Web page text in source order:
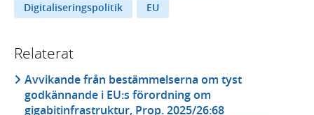
Digitaliseringspolitik
EU
Relaterat
Avvikande från bestämmelserna om tyst
godkännande i EU:s förordning om
gigabitinfrastruktur, Prop. 2025/26:68